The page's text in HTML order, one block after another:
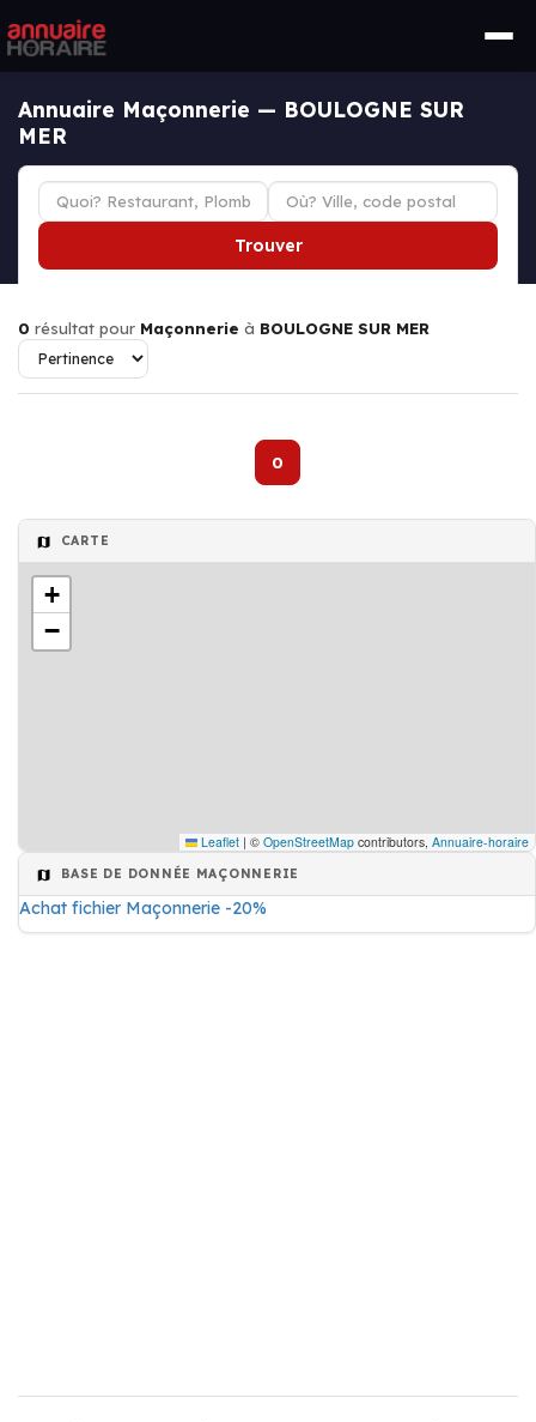
Annuaire Maçonnerie — BOULOGNE SUR
MER
Trouver
0 résultat pour Maçonnerie à BOULOGNE SUR MER
0
CARTE
+
−
Leaflet | © OpenStreetMap contributors, Annuaire-horaire
BASE DE DONNÉE MAÇONNERIE
Achat fichier Maçonnerie -20%